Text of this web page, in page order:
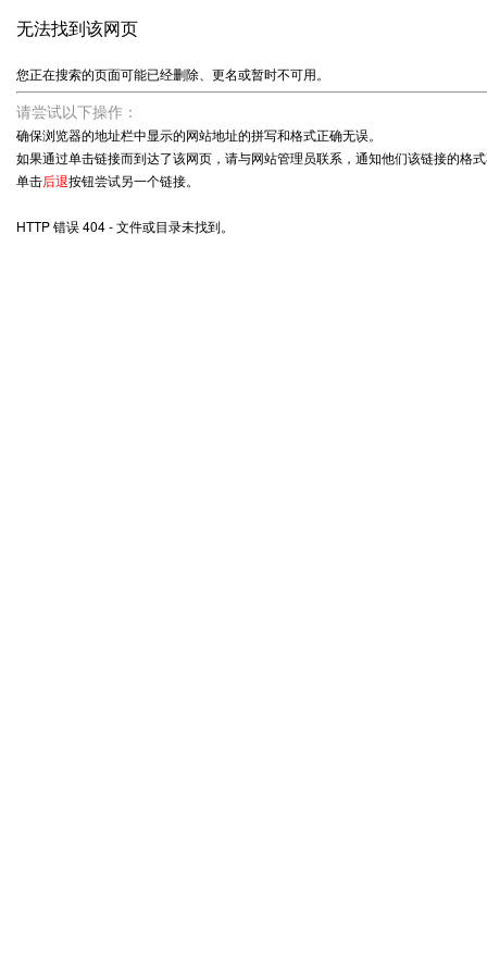
无法找到该网页
您正在搜索的页面可能已经删除、更名或暂时不可用。
请尝试以下操作：
确保浏览器的地址栏中显示的网站地址的拼写和格式正确无误。
如果通过单击链接而到达了该网页，请与网站管理员联系，通知他们该链接的格
单击后退按钮尝试另一个链接。
HTTP 错误 404 - 文件或目录未找到。